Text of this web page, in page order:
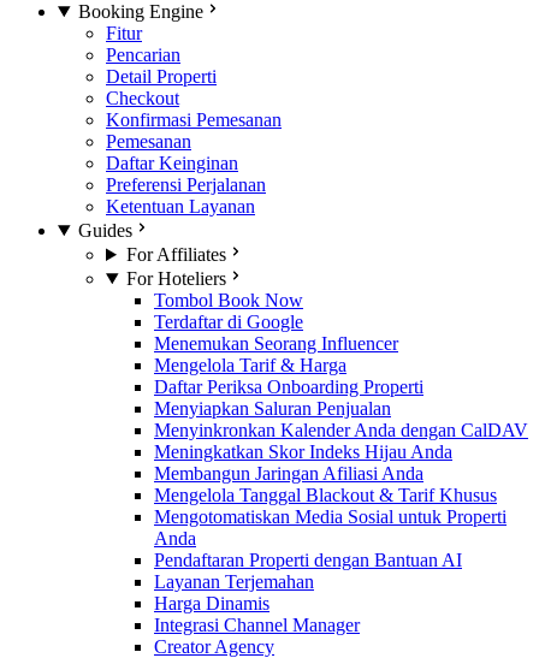
Booking Engine
Fitur
Pencarian
Detail Properti
Checkout
Konfirmasi Pemesanan
Pemesanan
Daftar Keinginan
Preferensi Perjalanan
Ketentuan Layanan
Guides
For Affiliates
For Hoteliers
Tombol Book Now
Terdaftar di Google
Menemukan Seorang Influencer
Mengelola Tarif & Harga
Daftar Periksa Onboarding Properti
Menyiapkan Saluran Penjualan
Menyinkronkan Kalender Anda dengan CalDAV
Meningkatkan Skor Indeks Hijau Anda
Membangun Jaringan Afiliasi Anda
Mengelola Tanggal Blackout & Tarif Khusus
Mengotomatiskan Media Sosial untuk Properti
Anda
Pendaftaran Properti dengan Bantuan AI
Layanan Terjemahan
Harga Dinamis
Integrasi Channel Manager
Creator Agency